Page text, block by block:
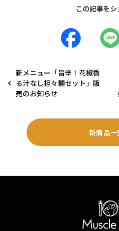
この記事を
新メニュー「旨辛！花椒香
る汁なし担々麺セット」販
売のお知らせ
新商品一